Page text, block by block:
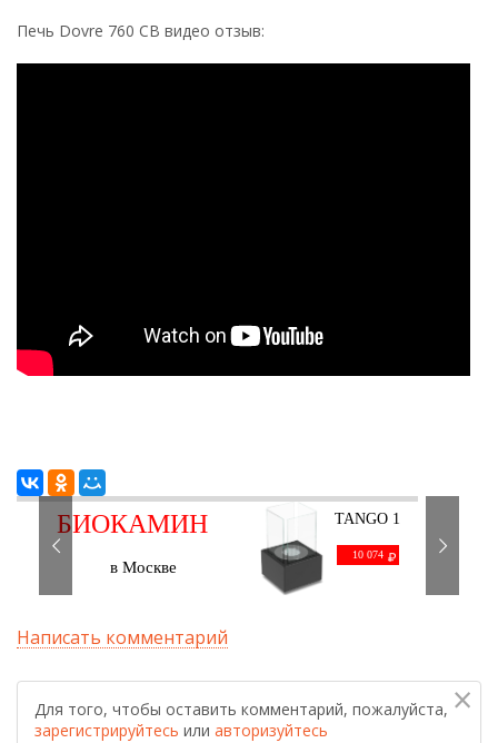
Печь Dovre 760 CB видео отзыв:
БИОКАМИН
в Москве
TANGO 1
10 074
Написать комментарий
×
Для того, чтобы оставить комментарий, пожалуйста,
зарегистрируйтесь или авторизуйтесь